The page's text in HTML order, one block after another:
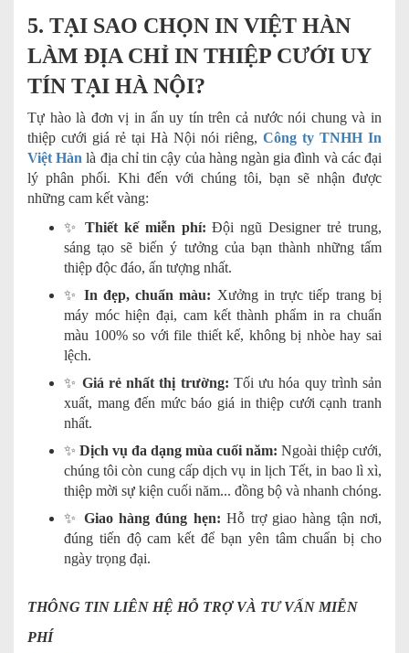
5. TẠI SAO CHỌN IN VIỆT HÀN
LÀM ĐỊA CHỈ IN THIỆP CƯỚI UY
TÍN TẠI HÀ NỘI?
Tự hào là đơn vị in ấn uy tín trên cả nước nói chung và in
thiệp cưới giá rẻ tại Hà Nội nói riêng, Công ty TNHH In
Việt Hàn là địa chỉ tin cậy của hàng ngàn gia đình và các đại
lý phân phối. Khi đến với chúng tôi, bạn sẽ nhận được
những cam kết vàng:
✨ Thiết kế miễn phí: Đội ngũ Designer trẻ trung,
sáng tạo sẽ biến ý tưởng của bạn thành những tấm
thiệp độc đáo, ấn tượng nhất.
✨ In đẹp, chuẩn màu: Xưởng in trực tiếp trang bị
máy móc hiện đại, cam kết thành phẩm in ra chuẩn
màu 100% so với file thiết kế, không bị nhòe hay sai
lệch.
✨ Giá rẻ nhất thị trường: Tối ưu hóa quy trình sản
xuất, mang đến mức báo giá in thiệp cưới cạnh tranh
nhất.
✨ Dịch vụ đa dạng mùa cuối năm: Ngoài thiệp cưới,
chúng tôi còn cung cấp dịch vụ in lịch Tết, in bao lì xì,
thiệp mời sự kiện cuối năm... đồng bộ và nhanh chóng.
✨ Giao hàng đúng hẹn: Hỗ trợ giao hàng tận nơi,
đúng tiến độ cam kết để bạn yên tâm chuẩn bị cho
ngày trọng đại.
THÔNG TIN LIÊN HỆ HỖ TRỢ VÀ TƯ VẤN MIỄN
PHÍ